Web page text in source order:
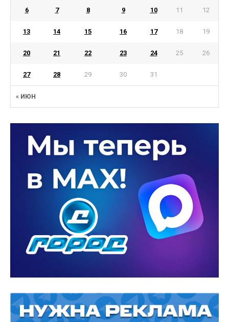
« ИЮН
6 7 8 9 10 11 12
13 14 15 16 17 18 19
20 21 22 23 24 25 26
27 28 29 30 31